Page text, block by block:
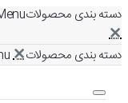
دسته بندی محصولات
دسته بندی محصولات